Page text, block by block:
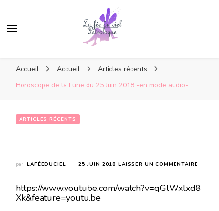
Accueil Accueil
Articles récents
Horoscope de la Lune du 25 Juin 2018 -en mode audio-
ARTICLES RÉCENTS
par LAFÉEDUCIEL 25 JUIN 2018 LAISSER UN COMMENTAIRE
LA
https://www.youtube.com/watch?v=qGlWxlxd8
Xk&feature=youtu.be